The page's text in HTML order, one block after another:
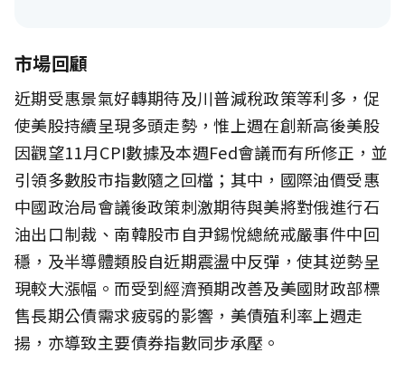
市場回顧
近期受惠景氣好轉期待及川普減稅政策等利多，促
使美股持續呈現多頭走勢，惟上週在創新高後美股
因觀望11月CPI數據及本週Fed會議而有所修正，並
引領多數股市指數隨之回檔；其中，國際油價受惠
中國政治局會議後政策刺激期待與美將對俄進行石
油出口制裁、南韓股市自尹錫悅總統戒嚴事件中回
穩，及半導體類股自近期震盪中反彈，使其逆勢呈
現較大漲幅。而受到經濟預期改善及美國財政部標
售長期公債需求疲弱的影響，美債殖利率上週走
揚，亦導致主要債券指數同步承壓。